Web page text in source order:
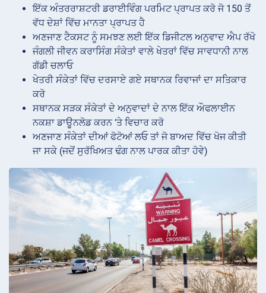
ਇੱਕ ਅੰਤਰਰਾਸ਼ਟਰੀ ਡਰਾਈਵਿੰਗ ਪਰਮਿਟ ਪ੍ਰਾਪਤ ਕਰੋ ਜੋ 150 ਤੋਂ
ਵੱਧ ਦੇਸ਼ਾਂ ਵਿੱਚ ਮਾਨਤਾ ਪ੍ਰਾਪਤ ਹੈ
ਅਣਜਾਣ ਟੈਕਸਟ ਨੂੰ ਸਮਝਣ ਲਈ ਇੱਕ ਡਿਜੀਟਲ ਅਨੁਵਾਦ ਐਪ ਰੱਖੋ
ਜੰਗਲੀ ਜੀਵਨ ਕਰਾਸਿੰਗ ਸੰਕੇਤਾਂ ਵਾਲੇ ਖੇਤਰਾਂ ਵਿੱਚ ਸਾਵਧਾਨੀ ਨਾਲ
ਗੱਡੀ ਚਲਾਓ
ਖੇਤਰੀ ਸੰਕੇਤਾਂ ਵਿੱਚ ਦਰਸਾਏ ਗਏ ਸਥਾਨਕ ਰਿਵਾਜਾਂ ਦਾ ਸਤਿਕਾਰ
ਕਰੋ
ਸਥਾਨਕ ਸੜਕ ਸੰਕੇਤਾਂ ਦੇ ਅਨੁਵਾਦਾਂ ਦੇ ਨਾਲ ਇੱਕ ਔਫਲਾਈਨ
ਨਕਸ਼ਾ ਡਾਊਨਲੋਡ ਕਰਨ ‘ਤੇ ਵਿਚਾਰ ਕਰੋ
ਅਣਜਾਣ ਸੰਕੇਤਾਂ ਦੀਆਂ ਫੋਟੋਆਂ ਲਓ ਤਾਂ ਜੋ ਬਾਅਦ ਵਿੱਚ ਖੋਜ ਕੀਤੀ
ਜਾ ਸਕੇ (ਜਦੋਂ ਸੁਰੱਖਿਅਤ ਢੰਗ ਨਾਲ ਪਾਰਕ ਕੀਤਾ ਹੋਵੇ)